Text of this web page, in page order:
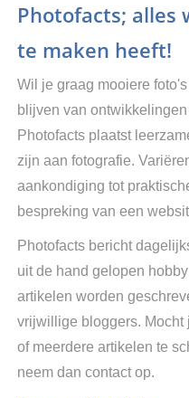
Photofacts; alles
te maken heeft!
Wil je graag mooiere
blijven van
Photofacts plaatst
zijn aan fotografie.
aankondiging tot
bespreking van een
Photofacts bericht
uit de hand gelopen
artikelen worden
vrijwillige bloggers. Mocht
of meerdere artikelen te
neem dan contact op.